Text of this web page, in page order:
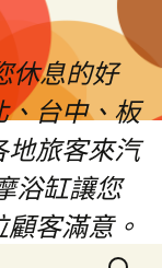
休息的好
台中、板
地旅客來汽
浴缸讓您
客滿意。
搜